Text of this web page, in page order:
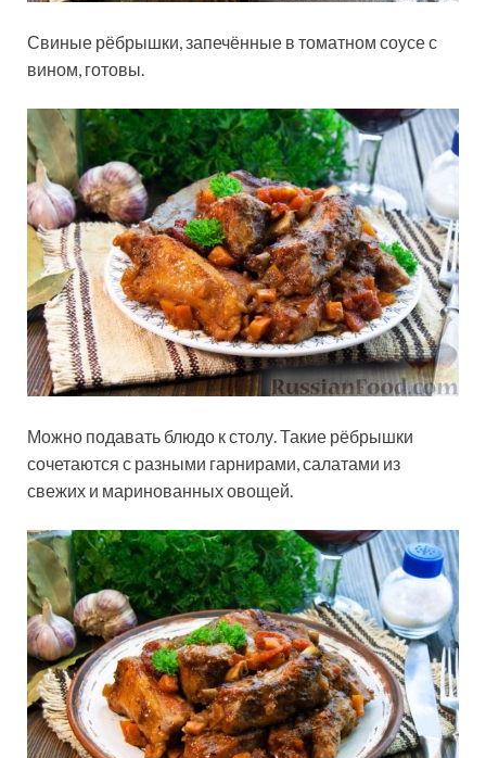
Свиные рёбрышки, запечённые в томатном соусе с
вином, готовы.
Можно подавать блюдо к столу. Такие рёбрышки
сочетаются с разными гарнирами, салатами из
свежих и маринованных овощей.